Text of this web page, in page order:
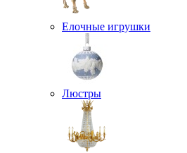
Елочные игрушки
Люстры